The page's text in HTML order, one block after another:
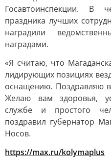
Госавтоинспекции. В
праздника лучших
наградили
наградами.
«Я считаю, что
лидирующих позициях
оснащению. Поздравляю
Желаю вам здоровья,
службе и простого
поздравил губернатор
Носов.
https://max.ru/kolymaplus